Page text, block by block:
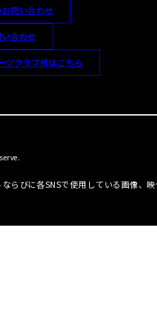
問い合わせ
合わせ
ツクラブ様はこちら
ならびに各SNSで使用している画像、